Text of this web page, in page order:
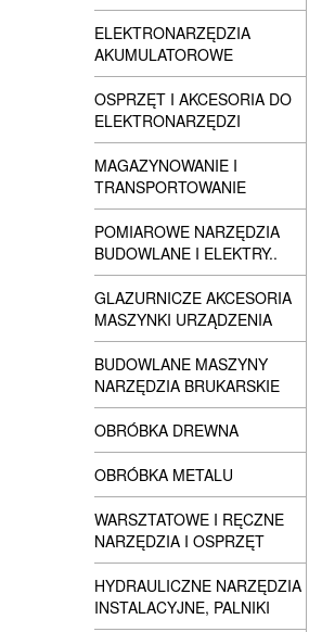
ELEKTRONARZĘDZIA
AKUMULATOROWE
OSPRZĘT I AKCESORIA DO
ELEKTRONARZĘDZI
MAGAZYNOWANIE I
TRANSPORTOWANIE
POMIAROWE NARZĘDZIA
BUDOWLANE I ELEKTRY..
GLAZURNICZE AKCESORIA
MASZYNKI URZĄDZENIA
BUDOWLANE MASZYNY
NARZĘDZIA BRUKARSKIE
OBRÓBKA DREWNA
OBRÓBKA METALU
WARSZTATOWE I RĘCZNE
NARZĘDZIA I OSPRZĘT
HYDRAULICZNE NARZĘDZIA
INSTALACYJNE, PALNIKI